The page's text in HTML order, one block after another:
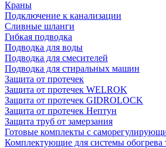
Краны
Подключение к канализации
Сливные шланги
Гибкая подводка
Подводка для воды
Подводка для смесителей
Подводка для стиральных машин
Защита от протечек
Защита от протечек WELROK
Защита от протечек GIDROLOCK
Защита от протечек Нептун
Защита труб от замерзания
Готовые комплекты с
Комплектующие для системы обогрева